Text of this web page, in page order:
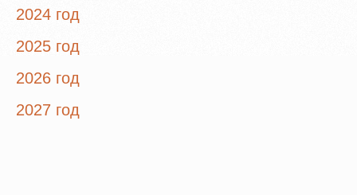
2024 год
2025 год
2026 год
2027 год